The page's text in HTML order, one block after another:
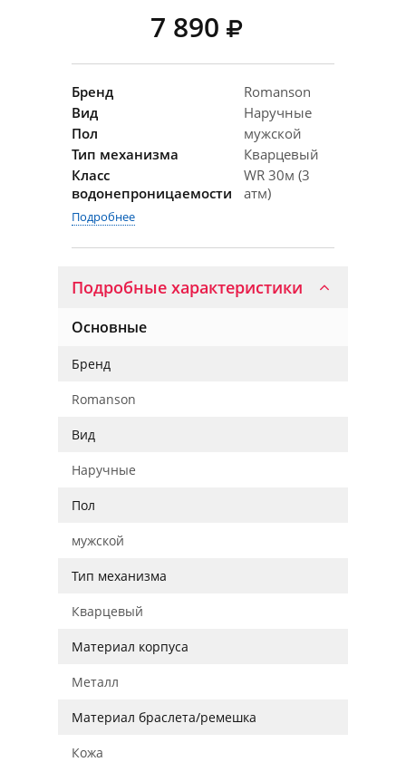
7 890
Бренд
Romanson
Вид
Наручные
Пол
мужской
Тип механизма
Кварцевый
Класс
водонепроницаемости
WR 30м (3
атм)
Подробнее
Подробные характеристики
Основные
Бренд
Romanson
Вид
Наручные
Пол
мужской
Тип механизма
Кварцевый
Материал корпуса
Металл
Материал браслета/ремешка
Кожа